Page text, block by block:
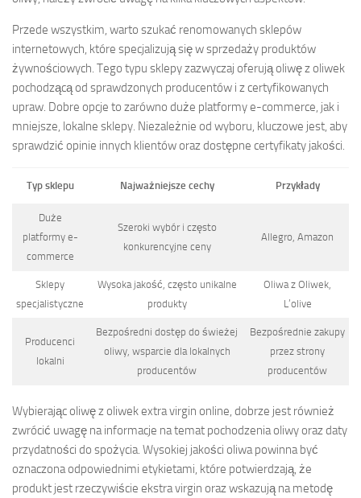
Przede wszystkim, warto szukać renomowanych sklepów
internetowych, które specjalizują się w sprzedaży produktów
żywnościowych. Tego typu sklepy zazwyczaj oferują oliwę z oliwek
pochodzącą od sprawdzonych producentów i z certyfikowanych
upraw. Dobre opcje to zarówno duże platformy e-commerce, jak i
mniejsze, lokalne sklepy. Niezależnie od wyboru, kluczowe jest, aby
sprawdzić opinie innych klientów oraz dostępne certyfikaty jakości.
Typ sklepu Najważniejsze cechy Przykłady
Duże
platformy e-
commerce
Szeroki wybór i często
konkurencyjne ceny
Allegro, Amazon
Sklepy
specjalistyczne
Wysoka jakość, często unikalne
produkty
Oliwa z Oliwek,
L’olive
Producenci
lokalni
Bezpośredni dostęp do świeżej
oliwy, wsparcie dla lokalnych
producentów
Bezpośrednie zakupy
przez strony
producentów
Wybierając oliwę z oliwek extra virgin online, dobrze jest również
zwrócić uwagę na informacje na temat pochodzenia oliwy oraz daty
przydatności do spożycia. Wysokiej jakości oliwa powinna być
oznaczona odpowiednimi etykietami, które potwierdzają, że
produkt jest rzeczywiście ekstra virgin oraz wskazują na metodę